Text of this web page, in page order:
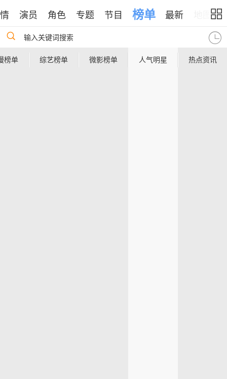
演员 角色 专题 节目 榜单 最新 地图
输入关键词搜索
榜单 综艺榜单 微影榜单 人气明星 热点资讯